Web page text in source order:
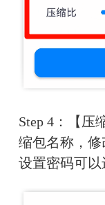
Step 4：【压
缩包名称，修
设置密码可以